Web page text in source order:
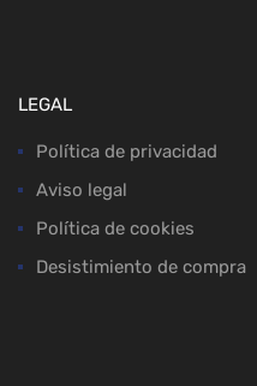
LEGAL
Política de privacidad
Aviso legal
Política de cookies
Desistimiento de compra